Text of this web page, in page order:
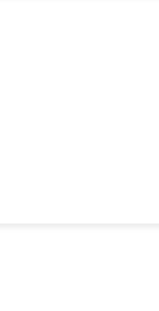
Hyper-V, XenServer/XCP-
này)